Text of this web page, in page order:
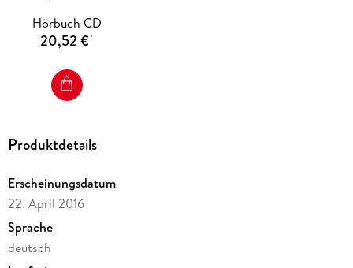
Hörbuch CD
20,52 €*
Produktdetails
Erscheinungsdatum
22. April 2016
Sprache
deutsch